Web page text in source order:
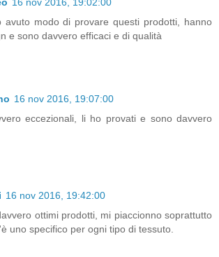
avuto modo di provare questi prodotti, hanno
e sono davvero efficaci e di qualità
16 nov 2016, 19:07:00
eccezionali, li ho provati e sono davvero
16 nov 2016, 19:42:00
ottimi prodotti, mi piaccionno soprattutto
uno specifico per ogni tipo di tessuto.